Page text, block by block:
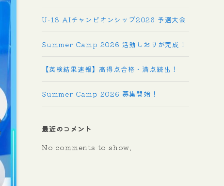
U-18 AIチャンピオンシップ2026 予選大会
Summer Camp 2026 活動しおりが完成！
【英検結果速報】高得点合格・満点続出！
Summer Camp 2026 募集開始！
最近のコメント
No comments to show.